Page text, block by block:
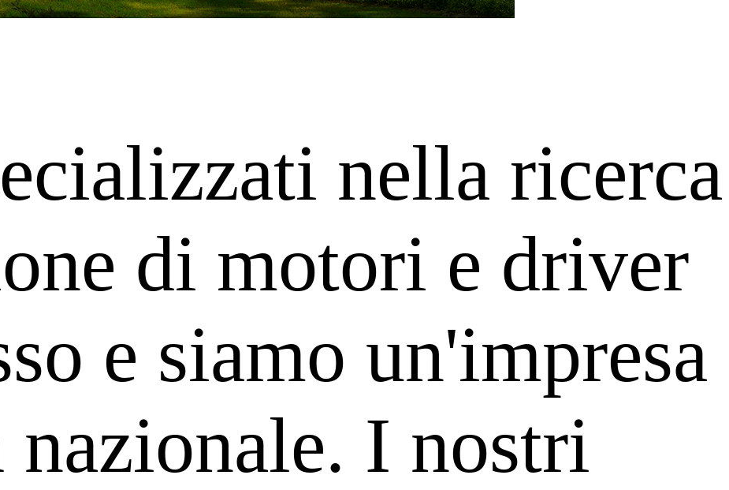
nella ricerca
di motori e driver
e siamo un'impresa
I nostri